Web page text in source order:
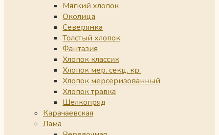
Мягкий хлопок
Околица
Северянка
Толстый хлопок
Фантазия
Хлопок классик
Хлопок мер. секц. кр.
Хлопок мерсеризованный
Хлопок травка
Шелкопряд
Карачаевская
Лама